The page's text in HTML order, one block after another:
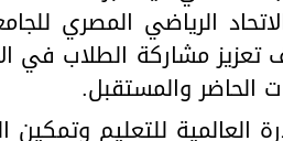
الرياضي المصري
تعزيز مشاركة الطلاب في
الحاضر والمستقبل.